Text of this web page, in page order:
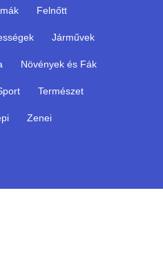
Felnőtt
Járművek
Növények és Fák
Természet
Zenei